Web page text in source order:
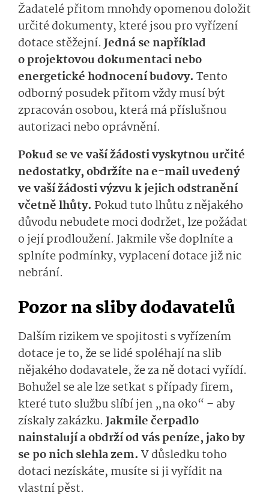
Žadatelé přitom mnohdy opomenou doložit
určité dokumenty, které jsou pro vyřízení
dotace stěžejní.Jedná se například
o projektovou dokumentaci nebo
energetické hodnocení budovy. Tento
odborný posudek přitom vždy musí být
zpracován osobou, která má příslušnou
autorizaci nebo oprávnění.
Pokud se ve vaší žádosti vyskytnou určité
nedostatky, obdržíte na e-mail uvedený
ve vaší žádosti výzvu k jejich odstranění
včetně lhůty. Pokud tuto lhůtu z nějakého
důvodu nebudete moci dodržet, lze požádat
o její prodloužení. Jakmile vše doplníte a
splníte podmínky, vyplacení dotace již nic
nebrání.
Pozor na sliby dodavatelů
Dalším rizikem ve spojitosti s vyřízením
dotace je to, že se lidé spoléhají na slib
nějakého dodavatele, že za ně dotaci vyřídí.
Bohužel se ale lze setkat s případy firem,
které tuto službu slíbí jen „na oko“ – aby
získaly zakázku.Jakmile čerpadlo
nainstalují a obdrží od vás peníze, jako by
se po nich slehla zem. V důsledku toho
dotaci nezískáte, musíte si ji vyřídit na
vlastní pěst.